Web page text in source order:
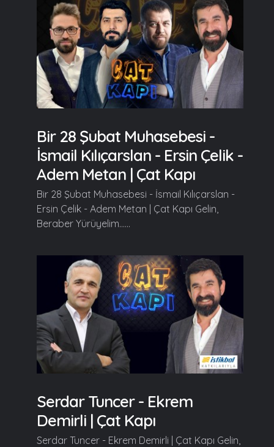
Bir 28 Şubat Muhasebesi -
İsmail Kılıçarslan - Ersin Çelik -
Adem Metan | Çat Kapı
Bir 28 Şubat Muhasebesi - İsmail Kılıçarslan -
Ersin Çelik - Adem Metan | Çat Kapı Gelin,
Beraber Yürüyelim......
Serdar Tuncer - Ekrem
Demirli | Çat Kapı
Serdar Tuncer - Ekrem Demirli | Çat Kapı Gelin,